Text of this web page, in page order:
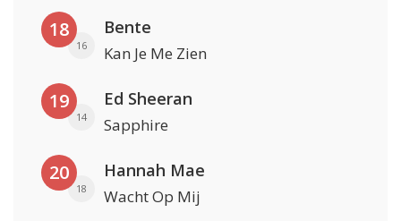
18
16
Bente
Kan Je Me Zien
19
14
Ed Sheeran
Sapphire
20
18
Hannah Mae
Wacht Op Mij